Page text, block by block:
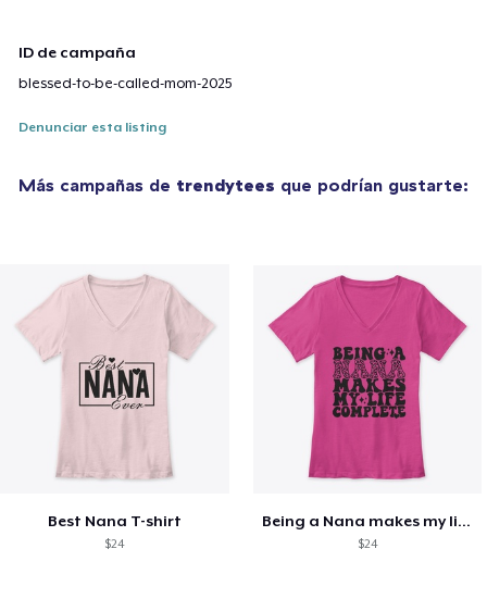
ID de campaña
blessed-to-be-called-mom-2025
Denunciar esta listing
Más campañas de trendytees que podrían gustarte:
Best Nana T-shirt
$24
Being a Nana makes my life complete
$24